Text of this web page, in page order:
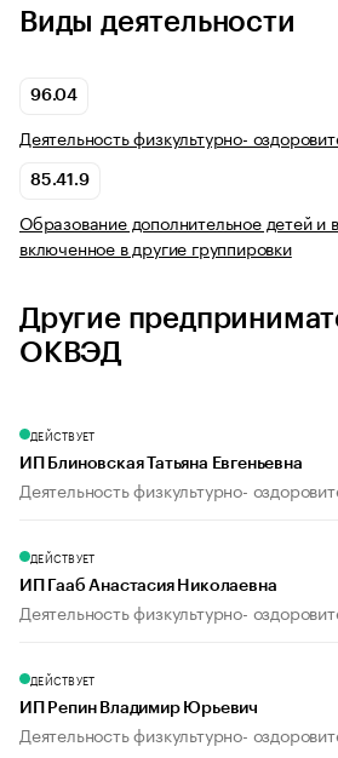
Виды деятельности
96.04
Деятельность физкультурно-
85.41.9
Образование дополнительное детей и
включенное в другие группировки
Другие
ОКВЭД
ДЕЙСТВУЕТ
ИП Блиновская Татьяна Евгеньевна
Деятельность физкультурно-
ДЕЙСТВУЕТ
ИП Гааб Анастасия Николаевна
Деятельность физкультурно-
ДЕЙСТВУЕТ
ИП Репин Владимир Юрьевич
Деятельность физкультурно-